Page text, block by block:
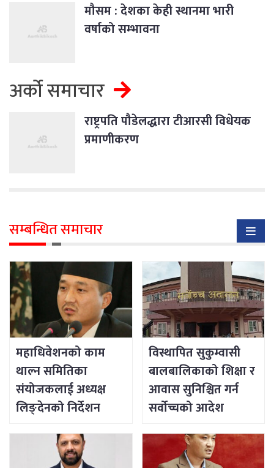
मौसम : देशका केही स्थानमा भारी
वर्षाको सम्भावना
अर्को समाचार
राष्ट्रपति पौडेलद्धारा टीआरसी विधेयक
प्रमाणीकरण
सम्बन्धित समाचार
महाधिवेशनको काम
थाल्न समितिका
संयोजकलाई अध्यक्ष
लिङ्देनको निर्देशन
विस्थापित सुकुम्वासी
बालबालिकाको शिक्षा र
आवास सुनिश्चित गर्न
सर्वोच्चको आदेश